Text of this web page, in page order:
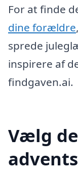
For at finde
dine forældre
sprede
inspirere af
findgaven.ai.
Vælg